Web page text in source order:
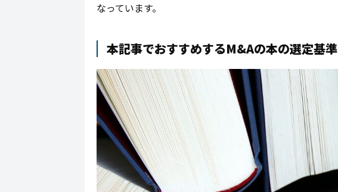
なっています。
本記事でおすすめするM&Aの本の選定基準